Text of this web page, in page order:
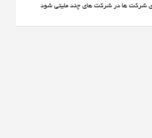
شرکت ها در شرکت های چند ملیتی شود